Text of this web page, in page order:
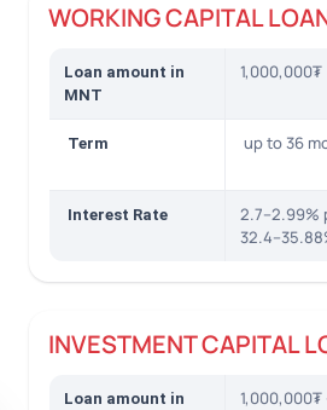
WORKING CAPITAL
Loan amount in
MNT
Term up to 36
Interest Rate
2.7–2.99%
INVESTMENT CAPITAL
Loan amount in